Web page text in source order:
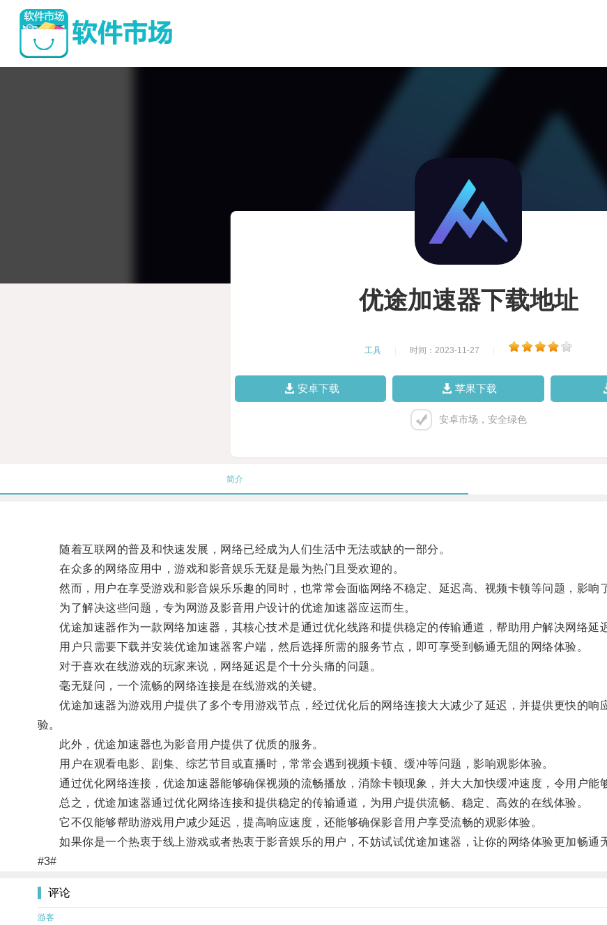
优途加速器下载地址
工具 时间：2023-11-27
安卓下载 苹果下载
安卓市场，安全绿色
简介
随着互联网的普及和快速发展，网络已经成为人们生活中无法或缺的一部分。
在众多的网络应用中，游戏和影音娱乐无疑是最为热门且受欢迎的。
然而，用户在享受游戏和影音娱乐乐趣的同时，也常常会面临网络不稳定、延迟高、视频卡顿等问题，影响
为了解决这些问题，专为网游及影音用户设计的优途加速器应运而生。
优途加速器作为一款网络加速器，其核心技术是通过优化线路和提供稳定的传输通道，帮助用户解决网络延
用户只需要下载并安装优途加速器客户端，然后选择所需的服务节点，即可享受到畅通无阻的网络体验。
对于喜欢在线游戏的玩家来说，网络延迟是个十分头痛的问题。
毫无疑问，一个流畅的网络连接是在线游戏的关键。
优途加速器为游戏用户提供了多个专用游戏节点，经过优化后的网络连接大大减少了延迟，并提供更快的响
验。
此外，优途加速器也为影音用户提供了优质的服务。
用户在观看电影、剧集、综艺节目或直播时，常常会遇到视频卡顿、缓冲等问题，影响观影体验。
通过优化网络连接，优途加速器能够确保视频的流畅播放，消除卡顿现象，并大大加快缓冲速度，令用户能
总之，优途加速器通过优化网络连接和提供稳定的传输通道，为用户提供流畅、稳定、高效的在线体验。
它不仅能够帮助游戏用户减少延迟，提高响应速度，还能够确保影音用户享受流畅的观影体验。
如果你是一个热衷于线上游戏或者热衷于影音娱乐的用户，不妨试试优途加速器，让你的网络体验更加畅通
#3#
评论
游客